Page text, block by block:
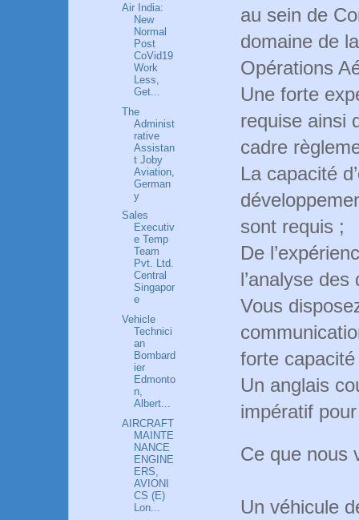
au sein de
domaine de
Opérations
Une forte
requise ainsi
cadre
La capacité
sont requis ;
De
l’analyse
Vous
forte capacité
Un anglais
impératif
Ce que nous
Un véhicule
Air India:
New
Normal
Post
CoVid19
Work
Less,
Get...
The
Administ
rative
Assistan
t Joby
Aviation,
German
y
Sales
Executiv
e Temp
Team
Pvt. Ltd.
Central
Singapor
e
Vehicle
Technici
an
Bombard
ier
Edmonto
n,
Albert...
AIRCRAFT
MAINTE
NANCE
ENGINE
ERS,
AVIONI
CS (E)
Lon...